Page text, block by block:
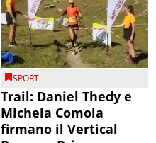
SPORT
Trail: Daniel Thedy e
Michela Comola
firmano il Vertical